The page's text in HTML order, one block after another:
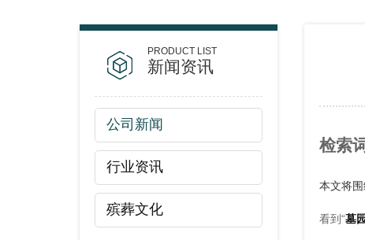
新闻资讯
公司新闻
行业资讯
殡葬文化
检索
本文将
看到“墓